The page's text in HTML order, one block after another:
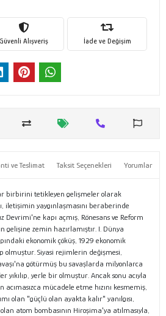
Güvenli Alışveriş İade ve Değişim
ve Teslimat Taksit Seçenekleri Yorumlar
birbirini tetikleyen gelişmeler olarak
iletişimin yaygınlaşmasını beraberinde
Devrimi'ne kapı açmış, Rönesans ve Reform
gelişine zemin hazırlamıştır. I. Dünya
ekonomik çöküş, 1929 ekonomik
olmuştur. Siyasi rejimlerin değişmesi,
götürmüş bu savaşlarda milyonlarca
yıkılıp, yerle bir olmuştur. Ancak sonu acıyla
mücadele etme hızını kesmemiş,
olan "güçlü olan ayakta kalır" yanılgısı,
atom bombasının Hiroşima'ya atılmasıyla,